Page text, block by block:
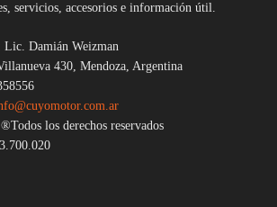
servicios, accesorios e información útil.
Damián Weizman
430, Mendoza, Argentina
los derechos reservados